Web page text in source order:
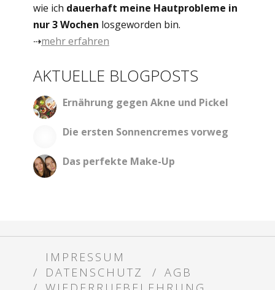
wie ich dauerhaft meine Hautprobleme in
nur 3 Wochen losgeworden bin.
⇢mehr erfahren
AKTUELLE BLOGPOSTS
Ernährung gegen Akne und Pickel
Die ersten Sonnencremes vorweg
Das perfekte Make-Up
IMPRESSUM
DATENSCHUTZ
AGB